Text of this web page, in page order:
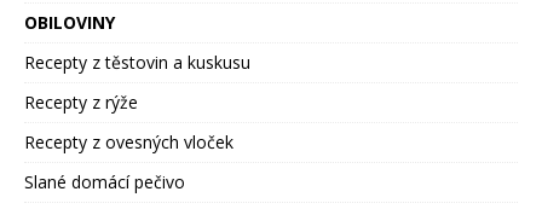
OBILOVINY
Recepty z těstovin a kuskusu
Recepty z rýže
Recepty z ovesných vloček
Slané domácí pečivo